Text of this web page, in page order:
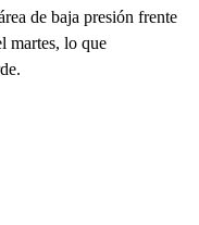
de baja presión frente
martes, lo que